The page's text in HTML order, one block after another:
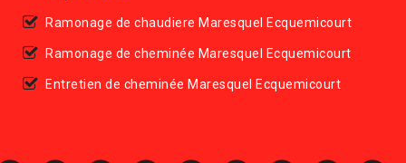
Ramonage de chaudiere Maresquel Ecquemicourt
Ramonage de cheminée Maresquel Ecquemicourt
Entretien de cheminée Maresquel Ecquemicourt